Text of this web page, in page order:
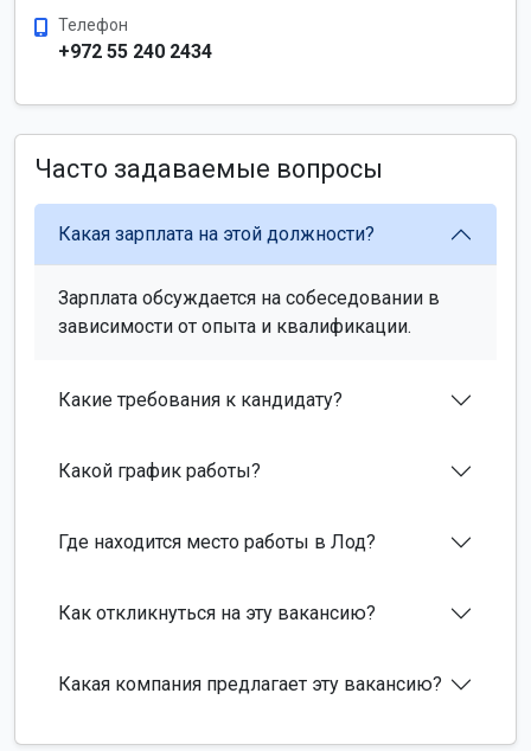
Телефон
+972 55 240 2434
Часто задаваемые вопросы
Какая зарплата на этой должности?
Зарплата обсуждается на собеседовании в
зависимости от опыта и квалификации.
Какие требования к кандидату?
Какой график работы?
Где находится место работы в Лод?
Как откликнуться на эту вакансию?
Какая компания предлагает эту вакансию?